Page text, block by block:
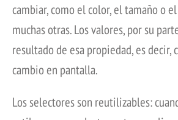
cambiar, como el color, el tamaño o
muchas otras. Los valores, por su
resultado de esa propiedad, es decir,
cambio en pantalla.
Los selectores son reutilizables: